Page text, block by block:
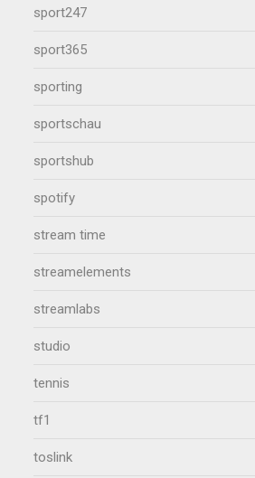
sport247
sport365
sporting
sportschau
sportshub
spotify
stream time
streamelements
streamlabs
studio
tennis
tf1
toslink